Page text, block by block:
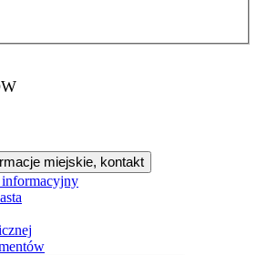
miejskie, kontakt
informacyjny